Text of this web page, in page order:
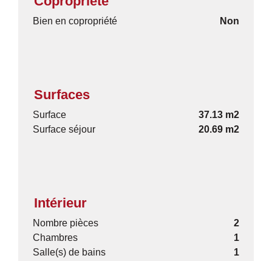
Bien en copropriété Non
Surfaces
Surface
37.13 m2
Surface séjour
20.69 m2
Intérieur
Nombre pièces
2
Chambres
1
Salle(s) de bains
1